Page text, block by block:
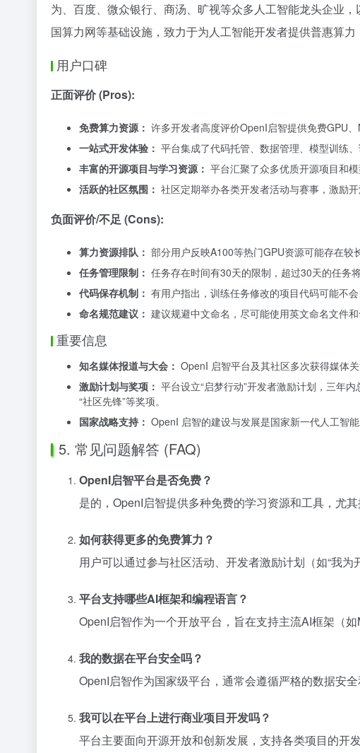
为、百度、微众银行、商汤、旷视等众多人工智能龙头企业
国算力网等基础设施，致力于为人工智能开发者提供普惠算力
用户口碑
正面评价 (Pros):
免费算力资源： 许多开发者高度评价OpenI启智提供免费GPU
一站式开发体验： 平台集成了代码托管、数据管理、模型训练
丰富的开源项目与学习资源： 平台汇聚了众多优质开源项目和
活跃的社区氛围： 社区定期举办各类开发者活动与赛事，激励
负面评价/不足 (Cons):
算力资源排队： 部分用户反映A100等热门GPU资源可能存在较
任务管理限制： 任务存在时间有30天的限制，超过30天的任务
代码保存机制： 有用户指出，训练任务修改的项目代码可能不
命名规范建议： 建议规避中文命名，尽可能使用英文命名文件和
重要信息
知名媒体报道与大会： OpenI 启智平台及其社区多次获得媒体
激励计划与奖项： 平台设立“启梦行动”开发者激励计划，三年
“社区先锋”等奖项。
国家战略支持： OpenI 启智的建设与发展是国家新一代人工智
5. 常见问题解答 (FAQ)
OpenI启智平台是否免费？
是的，OpenI启智提供多种免费的学习资源和工具，尤
如何获得更多的免费算力？
用户可以通过参与社区活动、开发者激励计划（如“我
平台支持哪些AI框架和编程语言？
OpenI启智作为一个开放平台，旨在支持主流AI框架（
我的数据在平台安全吗？
OpenI启智作为国家级平台，通常会遵循严格的数据安
我可以在平台上进行商业项目开发吗？
平台主要面向开源开放和创新发展，支持各类项目的开